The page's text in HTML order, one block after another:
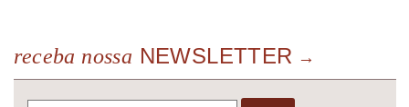
receba nossa NEWSLETTER